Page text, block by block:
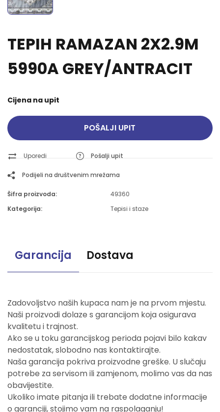
TEPIH RAMAZAN 2X2.9M
5990A GREY/ANTRACIT
Cijena na upit
POŠALJI UPIT
Uporedi Pošalji upit
Podijeli na društvenim mrežama
Šifra proizvoda:
49360
Kategorija:
Tepisi i staze
Garancija Dostava
Zadovoljstvo naših kupaca nam je na prvom mjestu.
Naši proizvodi dolaze s garancijom koja osigurava
kvalitetu i trajnost.
Ako se u toku garancijskog perioda pojavi bilo kakav
nedostatak, slobodno nas kontaktirajte.
Naša garancija pokriva proizvodne greške. U slučaju
potrebe za servisom ili zamjenom, molimo vas da nas
obavijestite.
Ukoliko imate pitanja ili trebate dodatne informacije
o garanciji, stojimo vam na raspolaganju!